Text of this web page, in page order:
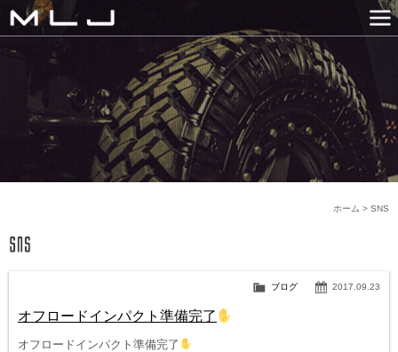
MLJ / Lexani(レクサーニ
GALLERY
SNS
NEWS
COMPANY
HISTORY
CONTACT US
LINK
SNS
ホーム >
2017.09.23
ブログ
オフロードインパクト準備完了
オフロードインパクト準備完了